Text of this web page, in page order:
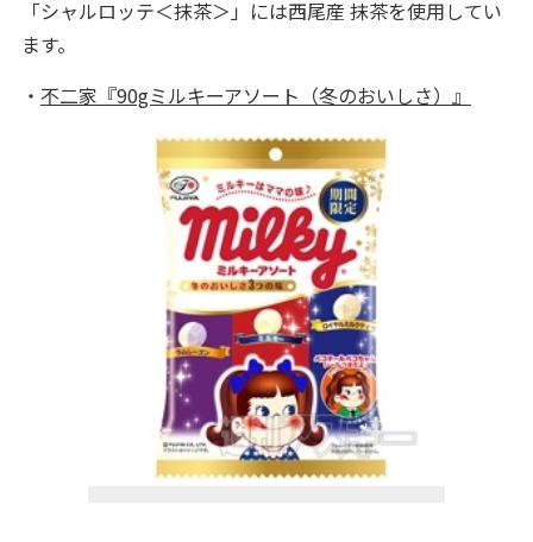
「シャルロッテ＜抹茶＞」には西尾産 抹茶を使用してい
ます。
・ 不二家『90gミルキーアソート（冬のおいしさ）』